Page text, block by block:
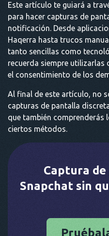
Este artículo te guiará a
para hacer capturas de
notificación. Desde
Haqerra hasta trucos
tanto sencillas como
recuerda siempre utilizarlas
el consentimiento de los
Al final de este artículo, no
capturas de pantalla
que también comprenderás
ciertos métodos.
Captura
Snapchat sin